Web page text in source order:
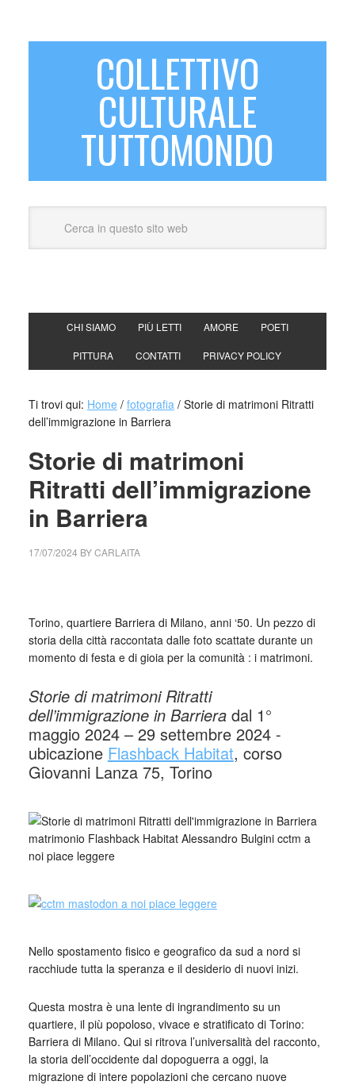
COLLETTIVO
CULTURALE
TUTTOMONDO
CHI SIAMO PIÙ LETTI AMORE POETI
PITTURA CONTATTI PRIVACY POLICY
Ti trovi qui: Home / fotografia /Storie di matrimoni Ritratti
dell’immigrazione in Barriera
Storie di matrimoni
Ritratti dell’immigrazione
in Barriera
17/07/2024 BYCARLAITA
Torino, quartiere Barriera di Milano, anni ‘50. Un pezzo di
storia della città raccontata dalle foto scattate durante un
momento di festa e di gioia per la comunità : i matrimoni.
Storie di matrimoni Ritratti
dell’immigrazione in Barrieradal 1°
maggio 2024 – 29 settembre 2024 -
ubicazione Flashback Habitat, corso
Giovanni Lanza 75, Torino
Nello spostamento fisico e geografico da sud a nord si
racchiude tutta la speranza e il desiderio di nuovi inizi.
Questa mostra è una lente di ingrandimento su un
quartiere, il più popoloso, vivace e stratificato di Torino:
Barriera di Milano. Qui si ritrova l’universalità del racconto,
la storia dell’occidente dal dopoguerra a oggi, la
migrazione di intere popolazioni che cercano nuove